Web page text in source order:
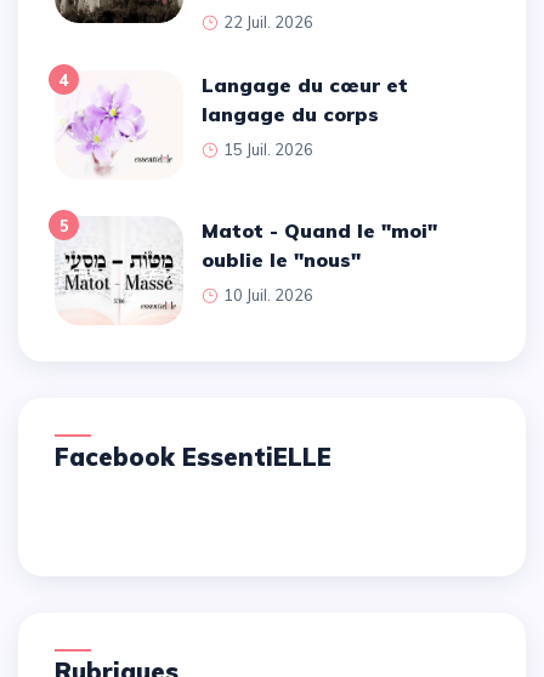
22 Juil. 2026
4
Langage du cœur et
langage du corps
15 Juil. 2026
5
Matot - Quand le ''moi''
oublie le ''nous''
10 Juil. 2026
Facebook EssentiELLE